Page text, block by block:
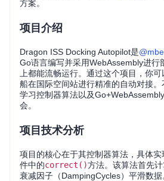
方案。
项目介绍
Dragon ISS Docking Autopilot是
Go语言编写并采用WebAssembly进行
上都能流畅运行。通过这个项目，你
船在国际空间站进行精准的自动对接
学习控制器算法以及
会。
项目技术分析
项目的核心在于其控制器算法，具体实
件中的correct()方法。该算法首先
衰减因子（DampingCycles）平滑数